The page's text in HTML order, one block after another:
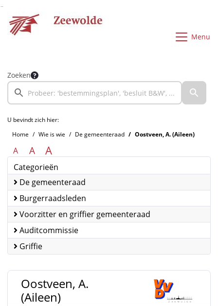
Menu
Zoeken
U bevindt zich hier:
Home
Wie is wie De gemeenteraad Oostveen, A. (Aileen)
A A A
Categorieën
De gemeenteraad
Burgerraadsleden
Voorzitter en griffier gemeenteraad
Auditcommissie
Griffie
Oostveen, A.
(Aileen)